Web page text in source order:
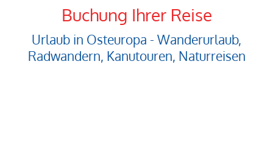
Buchung Ihrer Reise
Urlaub in Osteuropa - Wanderurlaub,
Radwandern, Kanutouren, Naturreisen